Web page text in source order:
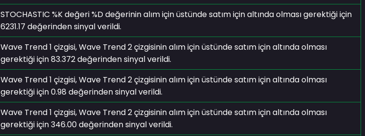
STOCHASTIC %K değeri %D değerinin alım için üstünde satım için altında olması gerektiği için
6231.17 değerinden sinyal verildi.
Wave Trend 1 çizgisi, Wave Trend 2 çizgisinin alım için üstünde satım için altında olması
gerektiği için 83.372 değerinden sinyal verildi.
Wave Trend 1 çizgisi, Wave Trend 2 çizgisinin alım için üstünde satım için altında olması
gerektiği için 0.98 değerinden sinyal verildi.
Wave Trend 1 çizgisi, Wave Trend 2 çizgisinin alım için üstünde satım için altında olması
gerektiği için 346.00 değerinden sinyal verildi.